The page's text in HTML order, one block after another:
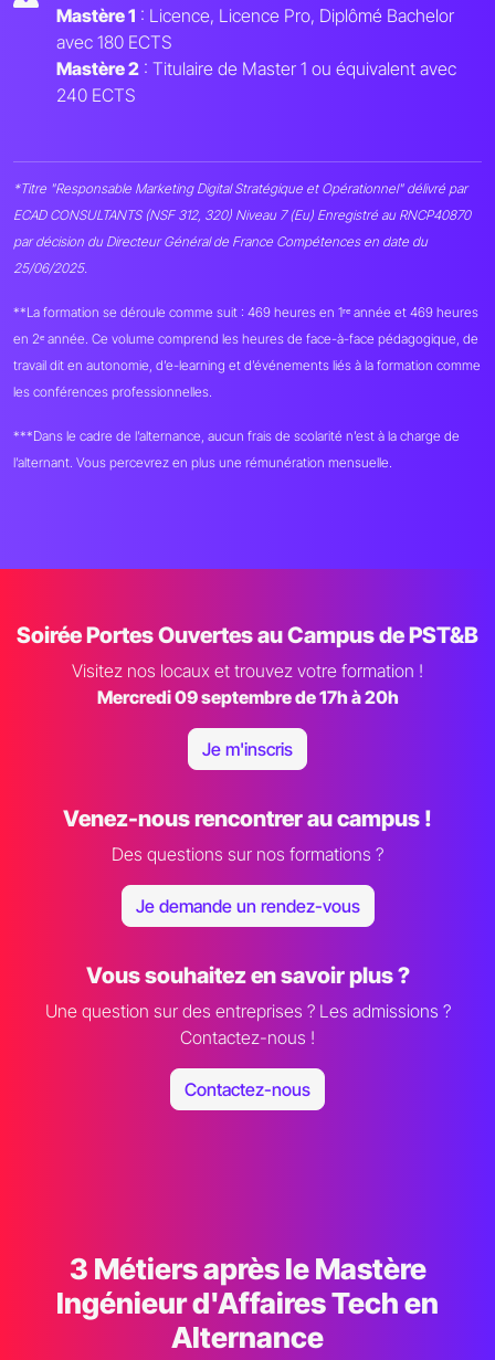
Mastère 1 : Licence, Licence Pro, Diplômé Bachelor
avec 180 ECTS
Mastère 2: Titulaire de Master 1 ou équivalent avec
240 ECTS
*Titre "Responsable Marketing Digital Stratégique et Opérationnel" délivré par
ECAD CONSULTANTS (NSF 312, 320) Niveau 7 (Eu) Enregistré au RNCP40870
par décision du Directeur Général de France Compétences en date du
25/06/2025.
**La formation se déroule comme suit : 469 heures en 1ʳᵉ année et 469 heures
en 2ᵉ année. Ce volume comprend les heures de face-à-face pédagogique, de
travail dit en autonomie, d’e-learning et d’événements liés à la formation comme
les conférences professionnelles.
***Dans le cadre de l’alternance, aucun frais de scolarité n’est à la charge de
l’alternant. Vous percevrez en plus une rémunération mensuelle.
Soirée Portes Ouvertes au Campus de PST&B
Visitez nos locaux et trouvez votre formation !
Mercredi 09 septembre de 17h à 20h
Je m'inscris
Venez-nous rencontrer au campus !
Des questions sur nos formations ?
Je demande un rendez-vous
Vous souhaitez en savoir plus ?
Une question sur des entreprises ? Les admissions ?
Contactez-nous !
Contactez-nous
3 Métiers après le Mastère
Ingénieur d'Affaires Tech en
Alternance